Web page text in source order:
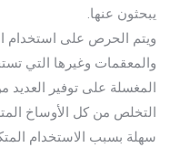
يبحثون عنها.
ويتم الحرص على استخدام
والمعقمات وغيرها التي
المغسلة على توفير
التخلص من كل الأوساخ
سهلة بسبب الاستخدام